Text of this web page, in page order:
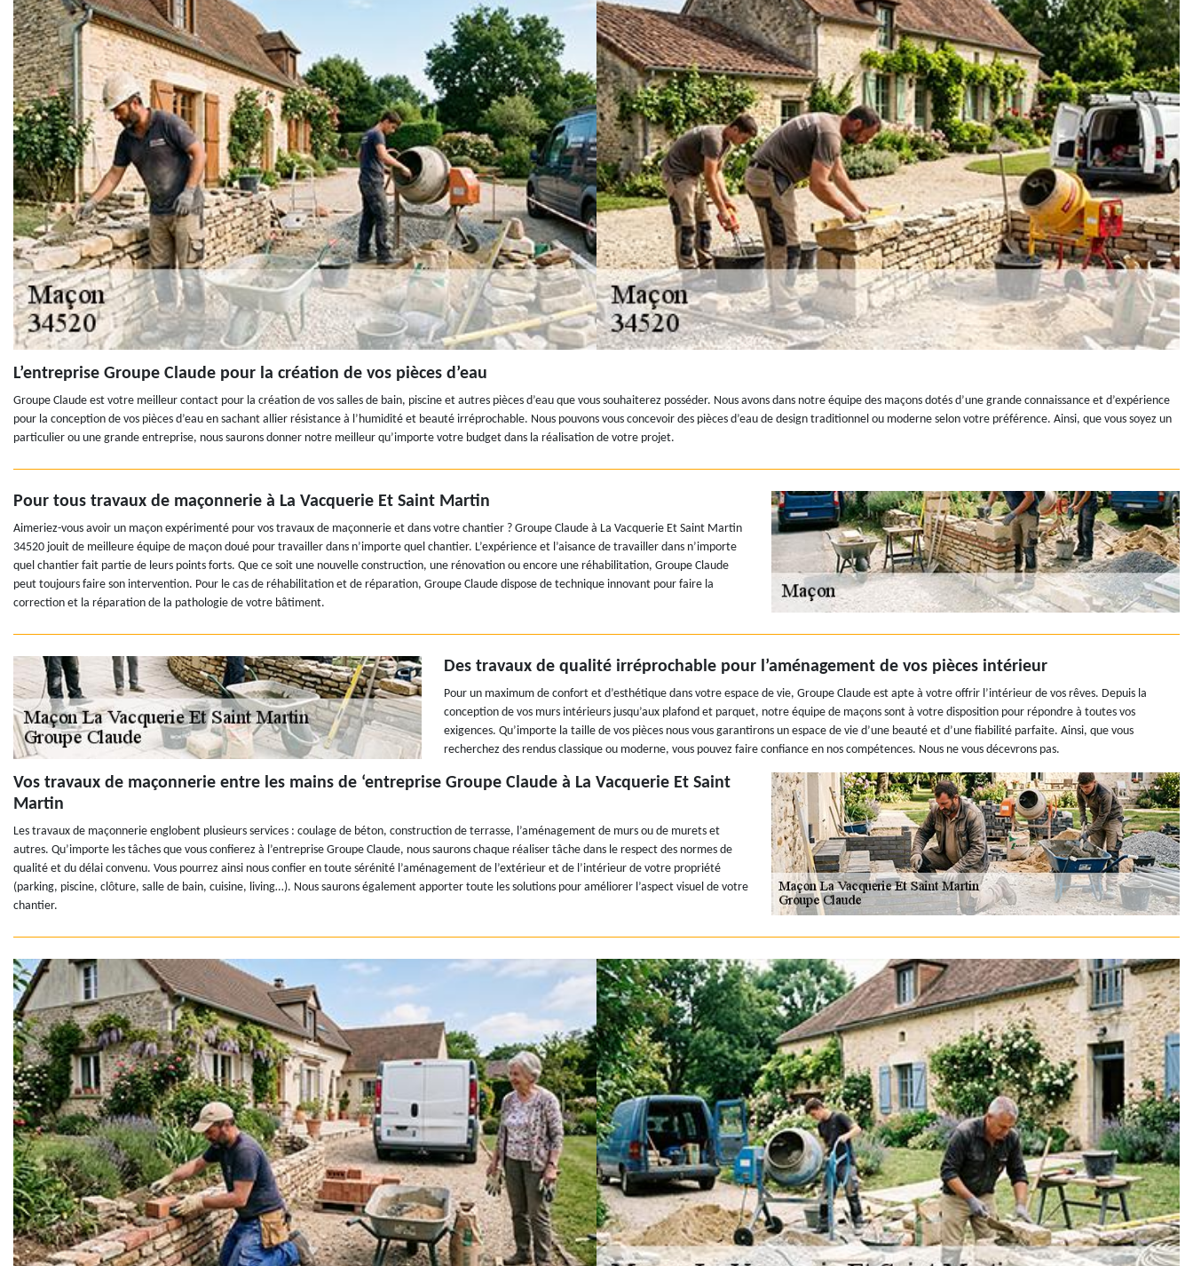
L’entreprise Groupe Claude pour la création de vos pièces d’eau
Groupe Claude est votre meilleur contact pour la création de vos salles de bain, piscine et autres pièces d’eau que vous souhaiterez posséder. Nous avons dans notre équipe des maçons dotés d’une grande connaissance et d’expérience
pour la conception de vos pièces d’eau en sachant allier résistance à l’humidité et beauté irréprochable. Nous pouvons vous concevoir des pièces d’eau de design traditionnel ou moderne selon votre préférence. Ainsi, que vous soyez un
particulier ou une grande entreprise, nous saurons donner notre meilleur qu’importe votre budget dans la réalisation de votre projet.
Pour tous travaux de maçonnerie à La Vacquerie Et Saint Martin
Aimeriez-vous avoir un maçon expérimenté pour vos travaux de maçonnerie et dans votre chantier ? Groupe Claude à La Vacquerie Et Saint Martin
34520 jouit de meilleure équipe de maçon doué pour travailler dans n’importe quel chantier. L’expérience et l’aisance de travailler dans n’importe
quel chantier fait partie de leurs points forts. Que ce soit une nouvelle construction, une rénovation ou encore une réhabilitation, Groupe Claude
peut toujours faire son intervention. Pour le cas de réhabilitation et de réparation, Groupe Claude dispose de technique innovant pour faire la
correction et la réparation de la pathologie de votre bâtiment.
Des travaux de qualité irréprochable pour l’aménagement de vos pièces intérieur
Pour un maximum de confort et d’esthétique dans votre espace de vie, Groupe Claude est apte à votre offrir l’intérieur de vos rêves. Depuis la
conception de vos murs intérieurs jusqu’aux plafond et parquet, notre équipe de maçons sont à votre disposition pour répondre à toutes vos
exigences. Qu’importe la taille de vos pièces nous vous garantirons un espace de vie d’une beauté et d’une fiabilité parfaite. Ainsi, que vous
recherchez des rendus classique ou moderne, vous pouvez faire confiance en nos compétences. Nous ne vous décevrons pas.
Vos travaux de maçonnerie entre les mains de ‘entreprise Groupe Claude à La Vacquerie Et Saint
Martin
Les travaux de maçonnerie englobent plusieurs services : coulage de béton, construction de terrasse, l’aménagement de murs ou de murets et
autres. Qu’importe les tâches que vous confierez à l’entreprise Groupe Claude, nous saurons chaque réaliser tâche dans le respect des normes de
qualité et du délai convenu. Vous pourrez ainsi nous confier en toute sérénité l’aménagement de l’extérieur et de l’intérieur de votre propriété
(parking, piscine, clôture, salle de bain, cuisine, living…). Nous saurons également apporter toute les solutions pour améliorer l’aspect visuel de votre
chantier.